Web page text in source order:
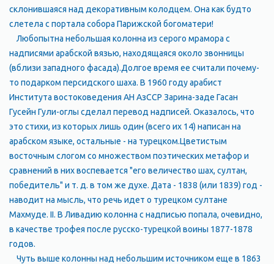
склонившаяся над декоративным колодцем. Она как будто
слетела с портала собора Парижской богоматери!
Любопытна небольшая колонна из серого мрамора с
надписями арабской вязью, находящаяся около звонницы
(вблизи западного фасада).Долгое время ее считали почему-
то подарком персидского шаха. В 1960 году арабист
Института востоковедения АН АзССР Зарина-заде Гасан
Гусейн Гули-оглы сделал перевод надписей. Оказалось, что
это стихи, из которых лишь один (всего их 14) написан на
арабском языке, остальные - на турецком.Цветистым
восточным слогом со множеством поэтических метафор и
сравнений в них воспевается "его величество шах, султан,
победитель" и т. д. в том же духе. Дата - 1838 (или 1839) год -
наводит на мысль, что речь идет о турецком султане
Махмуде. II. В Ливадию колонна с надписью попала, очевидно,
в качестве трофея после русско-турецкой воины 1877-1878
годов.
Чуть выше колонны над небольшим источником еще в 1863